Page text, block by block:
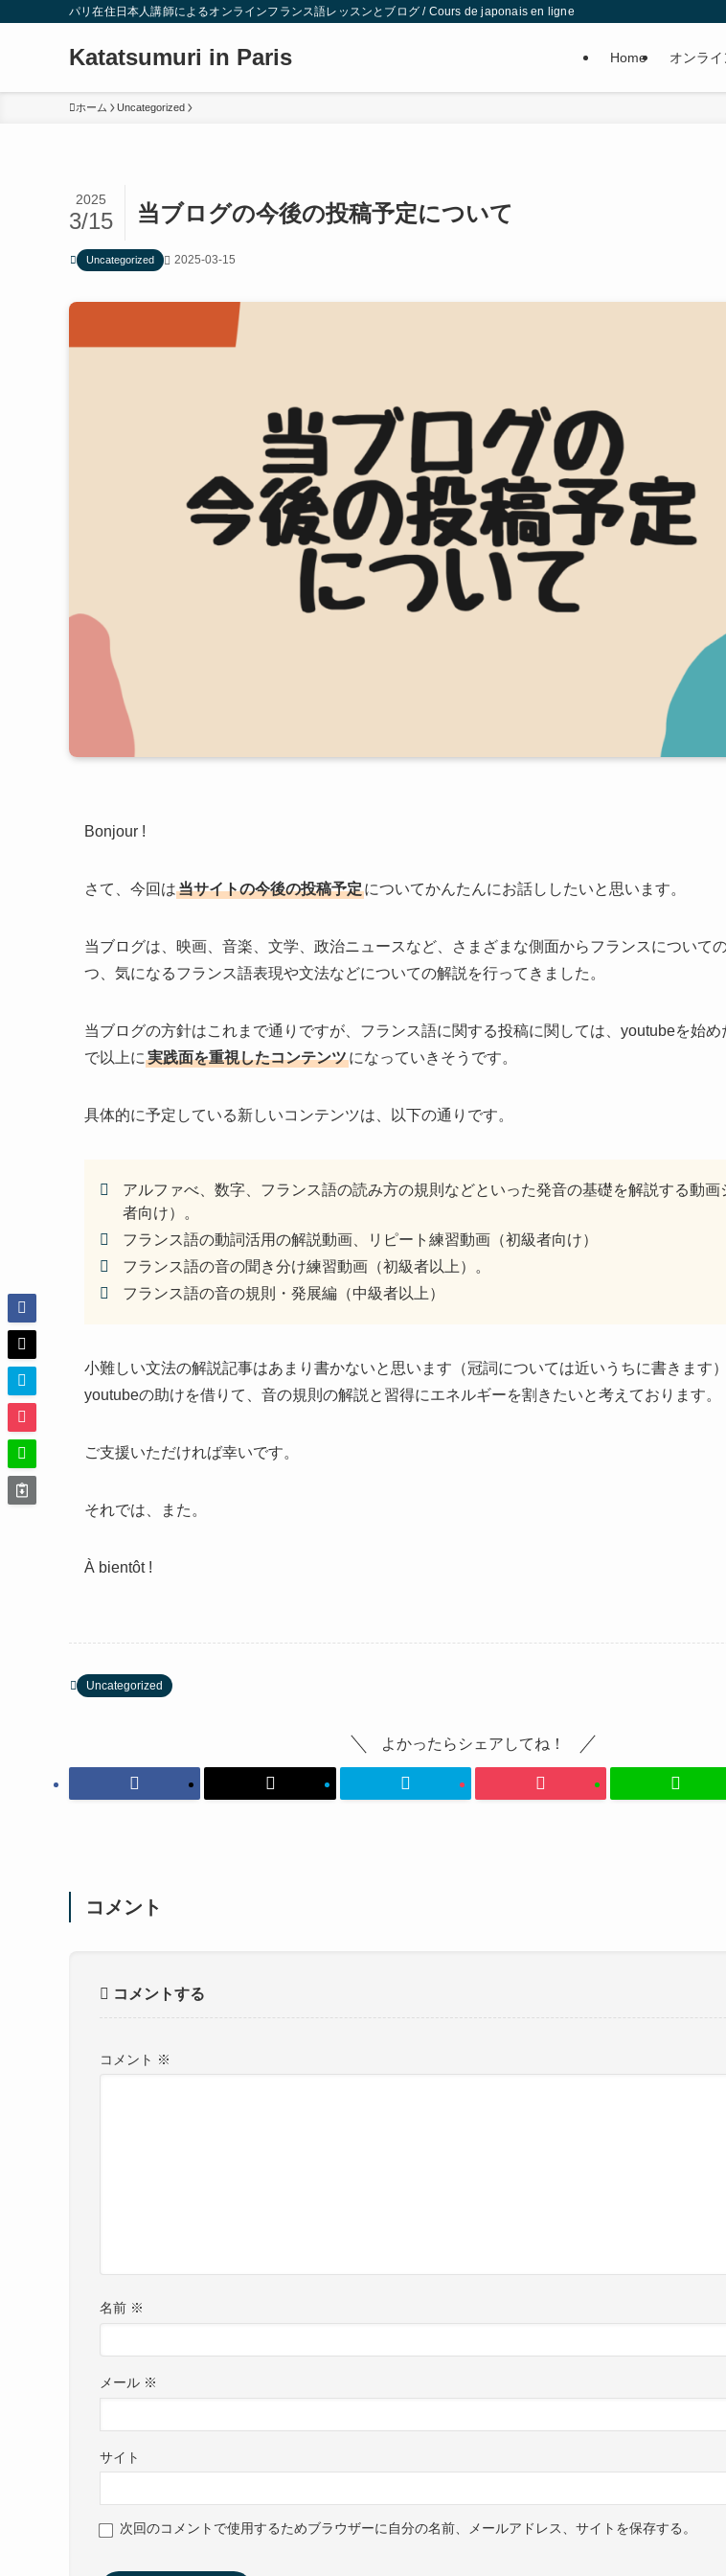
パリ在住日本人講師によるオンラインフランス語レッスンとブログ / Cours de japonais en ligne
Katatsumuri in Paris Home オンラ
ホーム Uncategorized
当ブログの今後の投稿予定について
2025
3/15
Uncategorized 2025-03-15
Bonjour !
さて、今回は当サイトの今後の投稿予定についてかんたんにお話ししたいと思います。
当ブログは、映画、音楽、文学、政治ニュースなど、さまざまな側面からフランスについて
つ、気になるフランス語表現や文法などについての解説を行ってきました。
当ブログの方針はこれまで通りですが、フランス語に関する投稿に関しては、youtubeを始め
で以上に 実践面を重視したコンテンツになっていきそうです。
具体的に予定している新しいコンテンツは、以下の通りです。
アルファべ、数字、フランス語の読み方の規則などといった発音の基礎を解説する動画
者向け）。
フランス語の動詞活用の解説動画、リピート練習動画（初級者向け）
フランス語の音の聞き分け練習動画（初級者以上）。
フランス語の音の規則・発展編（中級者以上）
小難しい文法の解説記事はあまり書かないと思います（冠詞については近いうちに書きます）
youtubeの助けを借りて、音の規則の解説と習得にエネルギーを割きたいと考えております。
ご支援いただければ幸いです。
それでは、また。
À bientôt !
Uncategorized
よかったらシェアしてね！
コメント
コメントする
コメント ※
名前 ※
メール ※
サイト
次回のコメントで使用するためブラウザーに自分の名前、メールアドレス、サイトを保存する。